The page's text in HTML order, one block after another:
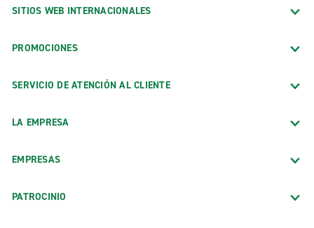
SITIOS WEB INTERNACIONALES
PROMOCIONES
SERVICIO DE ATENCIÓN AL CLIENTE
LA EMPRESA
EMPRESAS
PATROCINIO